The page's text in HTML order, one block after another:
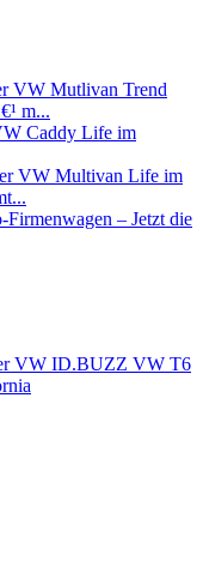
VW ID.BUZZ VW T6